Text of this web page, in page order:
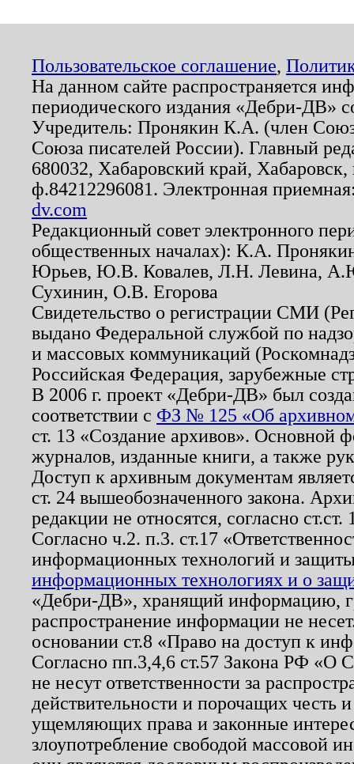
Пользовательское соглашение,
На данном сайте распространяется
периодического издания «Дебри-ДВ»
Учредитель: Пронякин К.А. (член
Союза писателей России). Главный
680032, Хабаровский край,
ф.84212296081. Электронная
dv.com
Редакционный совет электронного
общественных началах): К.А.
Юрьев, Ю.В. Ковалев, Л.Н. Левина,
Сухинин, О.В. Егорова
Свидетельство о регистрации СМИ
выдано Федеральной службой по
и массовых коммуникаций
Российская Федерация, зарубежные
В 2006 г. проект «Дебри-ДВ» был
соответствии с ФЗ № 125 «Об
ст. 13 «Создание архивов». Основной
журналов, изданные книги, а также
Доступ к архивным документам
ст. 24 вышеобозначенного закона.
редакции не относятся, согласно
Согласно ч.2. п.3. ст.17
информационных технологий и
информационных технологиях и о
«Дебри-ДВ», хранящий информацию,
распространение информации не
основании ст.8 «Право на доступ к
Согласно пп.3,4,6 ст.57 Закона РФ «О
не несут ответственности за
действительности и порочащих честь
ущемляющих права и законные
злоупотребление свободой массовой